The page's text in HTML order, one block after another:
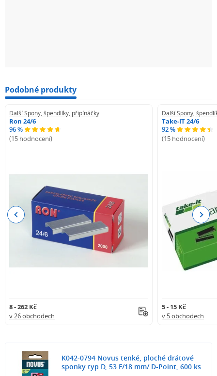
Podobné produkty
Další Spony, špendlíky, připínáčky
Ron 24/6
96 %
(15 hodnocení)
8 - 262 Kč
v 26 obchodech
Další Spony,
Take-IT 24/6
92 %
(15 hodnocení)
5 - 15 Kč
v 5 obchodech
Previous Next
K042-0794 Novus tenké, ploché drátové
sponky typ D, 53 F/18 mm/ D-Point, 600 ks